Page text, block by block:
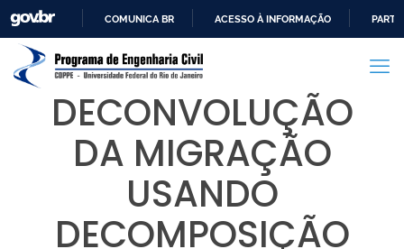
PARA
CONTEÚDO
COMUNICA BR ACESSO À INFORMAÇÃO
DECONVOLUÇÃO
DA MIGRAÇÃO
USANDO
DECOMPOSIÇÃO